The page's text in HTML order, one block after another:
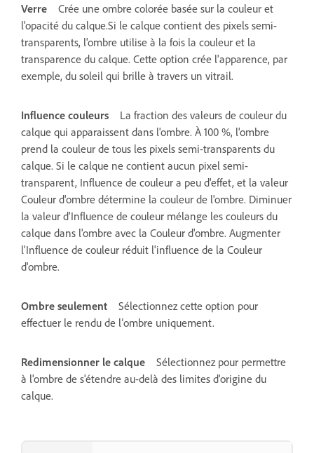
Verre
Crée une ombre colorée basée sur la couleur et
l'opacité du calque.Si le calque contient des pixels semi-
transparents, l'ombre utilise à la fois la couleur et la
transparence du calque. Cette option crée l'apparence, par
exemple, du soleil qui brille à travers un vitrail.
Influence couleurs
La fraction des valeurs de couleur du
calque qui apparaissent dans l'ombre. À 100 %, l'ombre
prend la couleur de tous les pixels semi-transparents du
calque. Si le calque ne contient aucun pixel semi-
transparent, Influence de couleur a peu d'effet, et la valeur
Couleur d'ombre détermine la couleur de l'ombre. Diminuer
la valeur d'Influence de couleur mélange les couleurs du
calque dans l'ombre avec la Couleur d'ombre. Augmenter
l'Influence de couleur réduit l'influence de la Couleur
d'ombre.
Ombre seulement
Sélectionnez cette option pour
effectuer le rendu de l’ombre uniquement.
Redimensionner le calque
Sélectionnez pour permettre
à l'ombre de s'étendre au-delà des limites d'origine du
calque.